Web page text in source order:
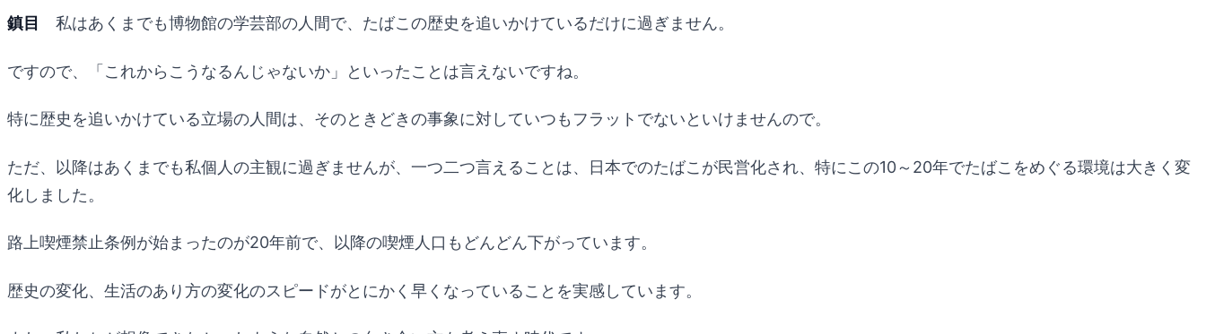
鎮目 私はあくまでも博物館の学芸部の人間で、たばこの歴史を追いかけているだけに過ぎません。
ですので、「これからこうなるんじゃないか」といったことは言えないですね。
特に歴史を追いかけている立場の人間は、そのときどきの事象に対していつもフラットでないといけませんので。
ただ、以降はあくまでも私個人の主観に過ぎませんが、一つ二つ言えることは、日本でのたばこが民営化され、特にこの10～20年でたばこをめぐる環境は大きく変
化しました。
路上喫煙禁止条例が始まったのが20年前で、以降の喫煙人口もどんどん下がっています。
歴史の変化、生活のあり方の変化のスピードがとにかく早くなっていることを実感しています。